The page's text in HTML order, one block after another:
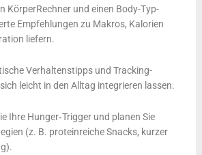
KörperRechner und einen Body-Typ-
Empfehlungen zu Makros, Kalorien
liefern.
Verhaltenstipps und Tracking-
leicht in den Alltag integrieren lassen.
Ihre Hunger‑Trigger und planen Sie
(z. B. proteinreiche Snacks, kurzer